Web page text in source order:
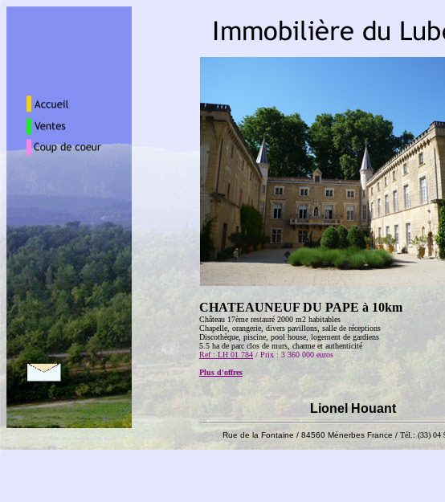
CHATEAUNEUF DU PAPE à 10km
Château 17ème restauré 2000 m2 habitables
Chapelle, orangerie, divers pavillons, salle de réceptions
Discothèque, piscine, pool house, logement de gardiens
5.5 ha de parc clos de murs, charme et authenticité
Ref : LH 01 784 / Prix : 3 360 000 euros
Plus d'offres
Lionel Houant
Rue de la Fontaine / 84560 Ménerbes France / Tél.: (33) 04